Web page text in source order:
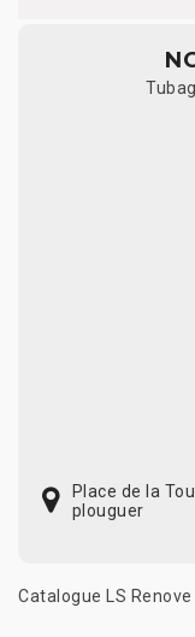
Place de la
plouguer
Catalogue LS Renove